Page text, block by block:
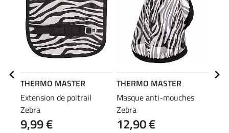
THERMO MASTER
Extension de poitrail
Zebra
9,99 €
THERMO MASTER
Masque anti-mouches
Zebra
12,90 €